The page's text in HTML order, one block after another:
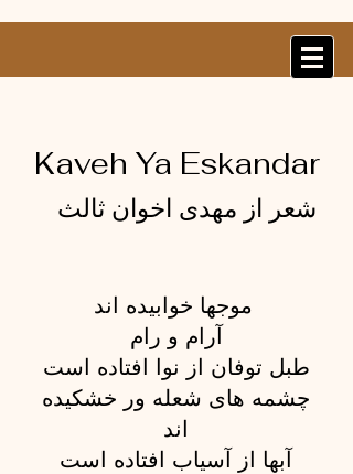
Kaveh Ya Eskandar
شعر از مهدی اخوان ثالث
آرام و رام
طبل توفان از نوا افتاده است
چشمه های شعله ور خشکیده
اند
آبها از آسیاب افتاده است